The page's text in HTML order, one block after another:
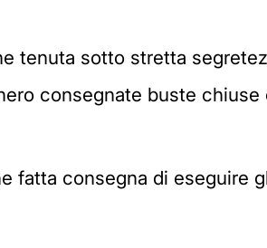
tenuta sotto stretta
consegnate buste
fatta consegna di eseguire